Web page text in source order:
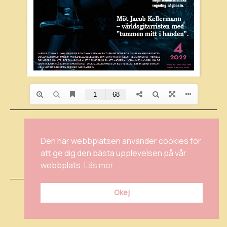
INSTAGRAM
FACEBOOK
INTEGRITETSPOLICY
Den här webbplatsen använder cookies för
att ge dig den bästa upplevelsen på vår
webbplats. Läs mer
Okej